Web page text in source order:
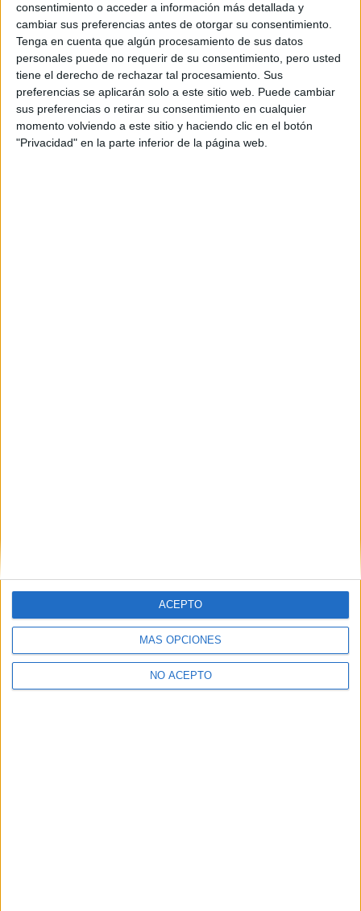
consentimiento o acceder a información más detallada y
cambiar sus preferencias antes de otorgar su consentimiento.
Tenga en cuenta que algún procesamiento de sus datos
personales puede no requerir de su consentimiento, pero usted
tiene el derecho de rechazar tal procesamiento. Sus
preferencias se aplicarán solo a este sitio web. Puede cambiar
sus preferencias o retirar su consentimiento en cualquier
momento volviendo a este sitio y haciendo clic en el botón
"Privacidad" en la parte inferior de la página web.
MÁS OPCIONES
NO ACEPTO
ACEPTO
Soy estudiante de:*
Términos y Condiciones de Uso
Aceptolos Términos y Condicionesde uso*
Y como regalo de agradecimiento, por registrarte te daremos
gratis una copia de nuestro ebook con 100 consejos para tu
primer año de universidad